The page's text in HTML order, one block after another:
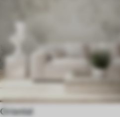
Oriental